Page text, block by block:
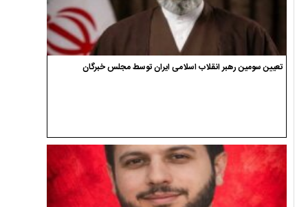
تعیین سومین رهبر انقلاب اسلامی ایران توسط مجلس خبرگان